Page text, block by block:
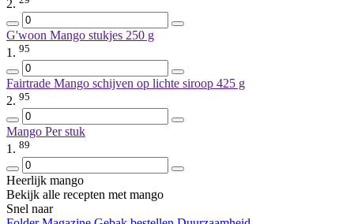
2.
G'woon Mango stukjes 250 g
1. 95
Fairtrade Mango schijven op lichte siroop 425 g
2. 95
Mango Per stuk
1. 89
Heerlijk mango
Bekijk alle recepten met mango
Snel naar